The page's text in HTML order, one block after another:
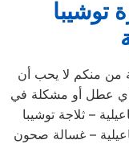
توشيبا
من منكم لا يحب أن
أي عطل أو مشكلة في
– ثلاجة توشيبا
– غسالة صحون